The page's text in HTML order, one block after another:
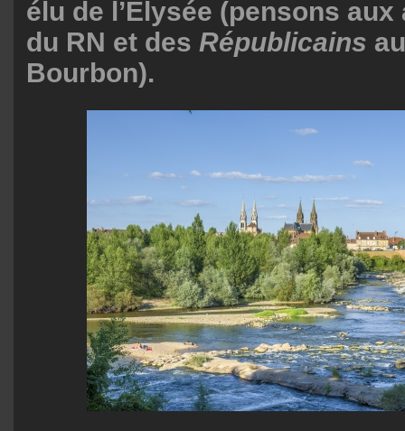
élu de l’Élysée (pensons
du RN et des Républicains
Bourbon).